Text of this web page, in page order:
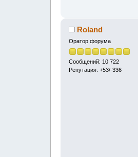
Roland
Оратор форума
Сообщений: 10 722
Репутация: +53/-336